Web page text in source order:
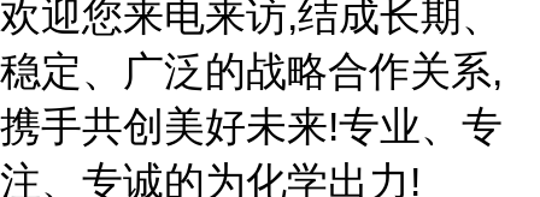
欢迎您来电来访,结成长期、
稳定、广泛的战略合作关系,
携手共创美好未来!专业、专
注、专诚的为化学出力!